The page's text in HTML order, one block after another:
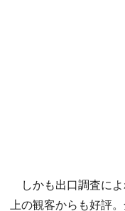
しかも出口調査に
上の観客からも好評